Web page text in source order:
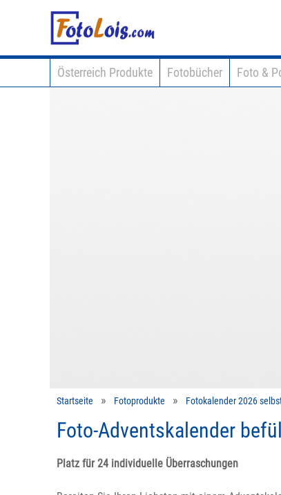
Österreich Produkte Fotobücher Foto &
Startseite Fotoprodukte Fotokalender 2026
Foto-Adventskalender
Platz für 24 individuelle Überraschungen